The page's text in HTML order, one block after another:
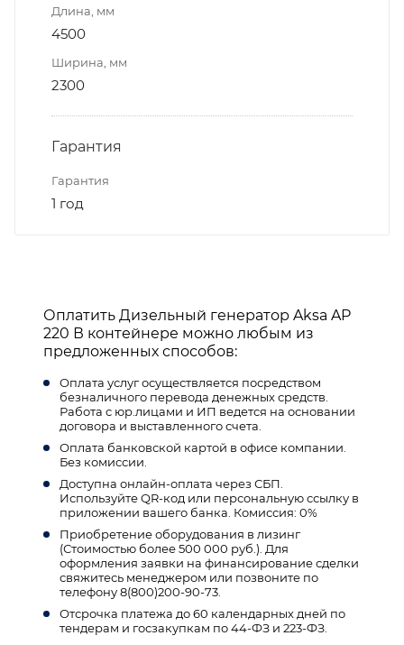
Длина, мм
4500
Ширина, мм
2300
Гарантия
Гарантия
1 год
Оплатить Дизельный генератор Aksa AP
220 В контейнере можно любым из
предложенных способов:
Оплата услуг осуществляется посредством
безналичного перевода денежных средств.
Работа с юр.лицами и ИП ведется на основании
договора и выставленного счета.
Оплата банковской картой в офисе компании.
Без комиссии.
Доступна онлайн-оплата через СБП.
Используйте QR-код или персональную ссылку в
приложении вашего банка. Комиссия: 0%
Приобретение оборудования в лизинг
(Стоимостью более 500 000 руб.). Для
оформления заявки на финансирование сделки
свяжитесь менеджером или позвоните по
телефону 8(800)200-90-73.
Отсрочка платежа до 60 календарных дней по
тендерам и госзакупкам по 44-ФЗ и 223-ФЗ.